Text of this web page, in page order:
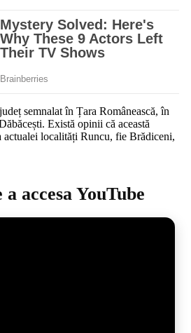
semnalat în Țara Românească, în
Există opinii că această
actualei localități Runcu, fie Brădiceni,
accesa YouTube